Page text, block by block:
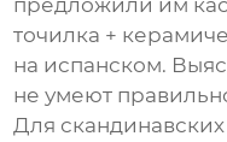
предложили им
точилка +
на испанском.
не умеют
Для